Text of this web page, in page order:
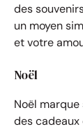
des
un moyen
et votre
Noël
Noël
des cadeaux